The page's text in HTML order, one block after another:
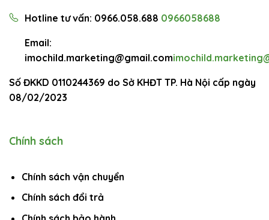
Hotline tư vấn: 0966.058.688 0966058688
Email:
imochild.marketing@gmail.com
Số ĐKKD 0110244369 do Sở KHĐT TP. Hà Nội cấp ngày
08/02/2023
Chính sách
Chính sách vận chuyển
Chính sách đổi trả